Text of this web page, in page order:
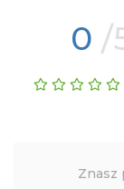
0 /
Znasz